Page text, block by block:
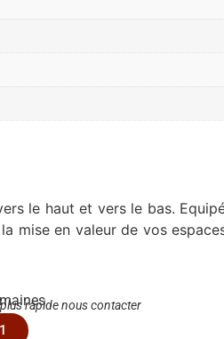
le haut et vers le bas.
mise en valeur de vos
rapide nous contacter